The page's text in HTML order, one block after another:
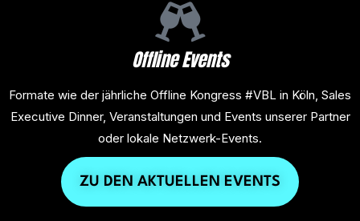
Offline Events
Formate wie der jährliche Offline Kongress #VBL in Köln, Sales
Executive Dinner, Veranstaltungen und Events unserer Partner
oder lokale Netzwerk-Events.
ZU DEN AKTUELLEN EVENTS